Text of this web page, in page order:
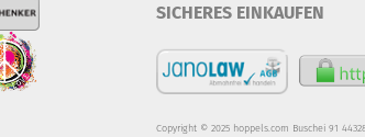
SICHERES EINKAUFEN
Copyright © 2025 hoppels.com Buschei 91